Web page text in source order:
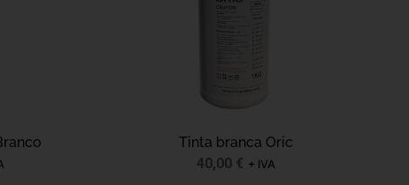
Tinta branca Oric
40,00 € + IVA